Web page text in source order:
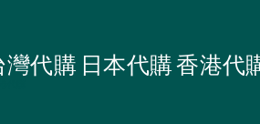
代購 日本代購 香港代